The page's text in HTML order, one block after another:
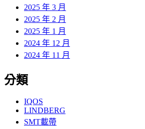
2025 年 3 月
2025 年 2 月
2025 年 1 月
2024 年 12 月
2024 年 11 月
分類
IQOS
LINDBERG
SMT載帶